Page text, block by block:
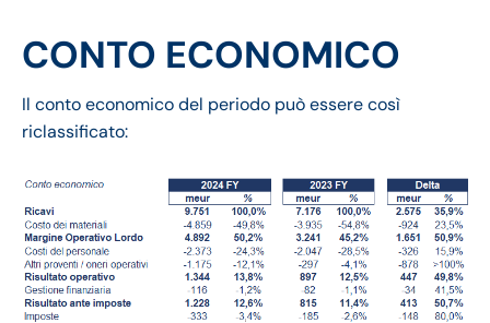
CONTO ECONOMICO
Il conto economico del periodo può essere così
riclassificato: